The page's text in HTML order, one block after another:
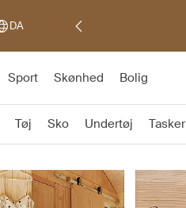
DA
Sport Skønhed Bolig
Tøj Sko Undertøj Tasker